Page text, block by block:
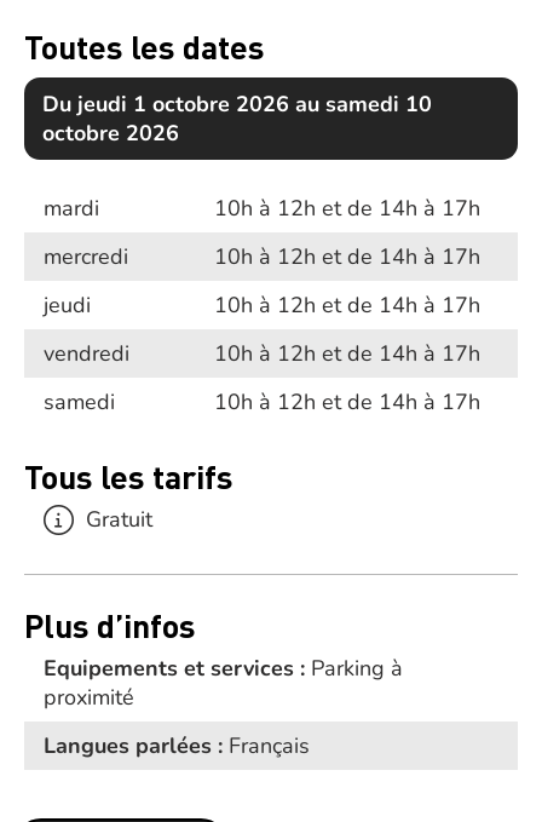
Toutes les dates
Du jeudi 1 octobre 2026 au samedi 10
octobre 2026
mardi
10h à 12h et de 14h à 17h
mercredi
10h à 12h et de 14h à 17h
jeudi
10h à 12h et de 14h à 17h
vendredi
10h à 12h et de 14h à 17h
samedi
10h à 12h et de 14h à 17h
Tous les tarifs
Gratuit
Plus d’infos
Equipements et services : Parking à
proximité
Langues parlées : Français